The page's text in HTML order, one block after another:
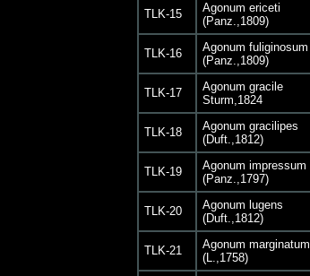
TLK-15
Agonum ericeti
(Panz.,1809)
TLK-16
Agonum fuliginosum
(Panz.,1809)
TLK-17
Agonum gracile
Sturm,1824
TLK-18
Agonum gracilipes
(Duft.,1812)
TLK-19
Agonum impressum
(Panz.,1797)
TLK-20
Agonum lugens
(Duft.,1812)
TLK-21
Agonum marginatum
(L.,1758)